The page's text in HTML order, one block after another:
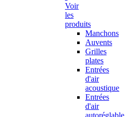
Voir
les
produits
Manchons
Auvents
Grilles
plates
Entrées
d'air
acoustique
Entrées
d'air
autoréglable